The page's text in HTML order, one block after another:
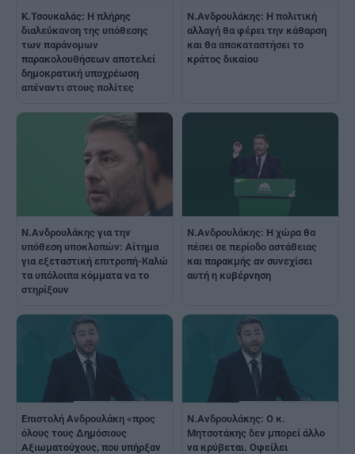
Κ.Τσουκαλάς: Η πλήρης
διαλεύκανση της υπόθεσης
των παράνομων
παρακολουθήσεων αποτελεί
δημοκρατική υποχρέωση
απέναντι στους πολίτες
Ν.Ανδρουλάκης: Η πολιτική
αλλαγή θα φέρει την κάθαρση
και θα αποκαταστήσει το
κράτος δικαίου
Ν.Ανδρουλάκης για την
υπόθεση υποκλοπών: Αίτημα
για εξεταστική επιτροπή-Καλώ
τα υπόλοιπα κόμματα να το
στηρίξουν
Ν.Ανδρουλάκης: Η χώρα θα
πέσει σε περίοδο αστάθειας
και παρακμής αν συνεχίσει
αυτή η κυβέρνηση
Eπιστολή Ανδρουλάκη «προς
όλους τους Δημόσιους
Αξιωματούχους, που υπήρξαν
Ν.Ανδρουλάκης: Ο κ.
Μητσοτάκης δεν μπορεί άλλο
να κρύβεται. Οφείλει